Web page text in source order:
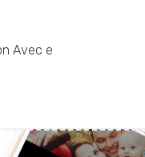
Avec e